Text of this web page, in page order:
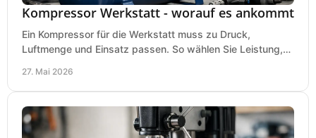
Kompressor Werkstatt - worauf es ankommt
Ein Kompressor für die Werkstatt muss zu Druck,
Luftmenge und Einsatz passen. So wählen Sie Leistung,
27. Mai 2026